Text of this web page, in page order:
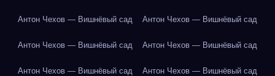
Антон Чехов — Вишнёвый сад Антон Чехов — Вишнёвый сад
Антон Чехов — Вишнёвый сад Антон Чехов — Вишнёвый сад
Антон Чехов — Вишнёвый сад Антон Чехов — Вишнёвый сад